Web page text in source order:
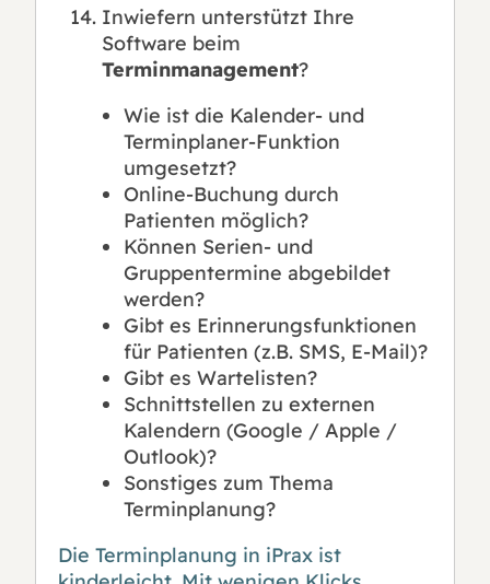
Inwiefern unterstützt Ihre
Software beim
Terminmanagement?
Wie ist die Kalender- und
Terminplaner-Funktion
umgesetzt?
Online-Buchung durch
Patienten möglich?
Können Serien- und
Gruppentermine abgebildet
werden?
Gibt es Erinnerungsfunktionen
für Patienten (z.B. SMS, E-Mail)?
Gibt es Wartelisten?
Schnittstellen zu externen
Kalendern (Google / Apple /
Outlook)?
Sonstiges zum Thema
Terminplanung?
Die Terminplanung in iPrax ist